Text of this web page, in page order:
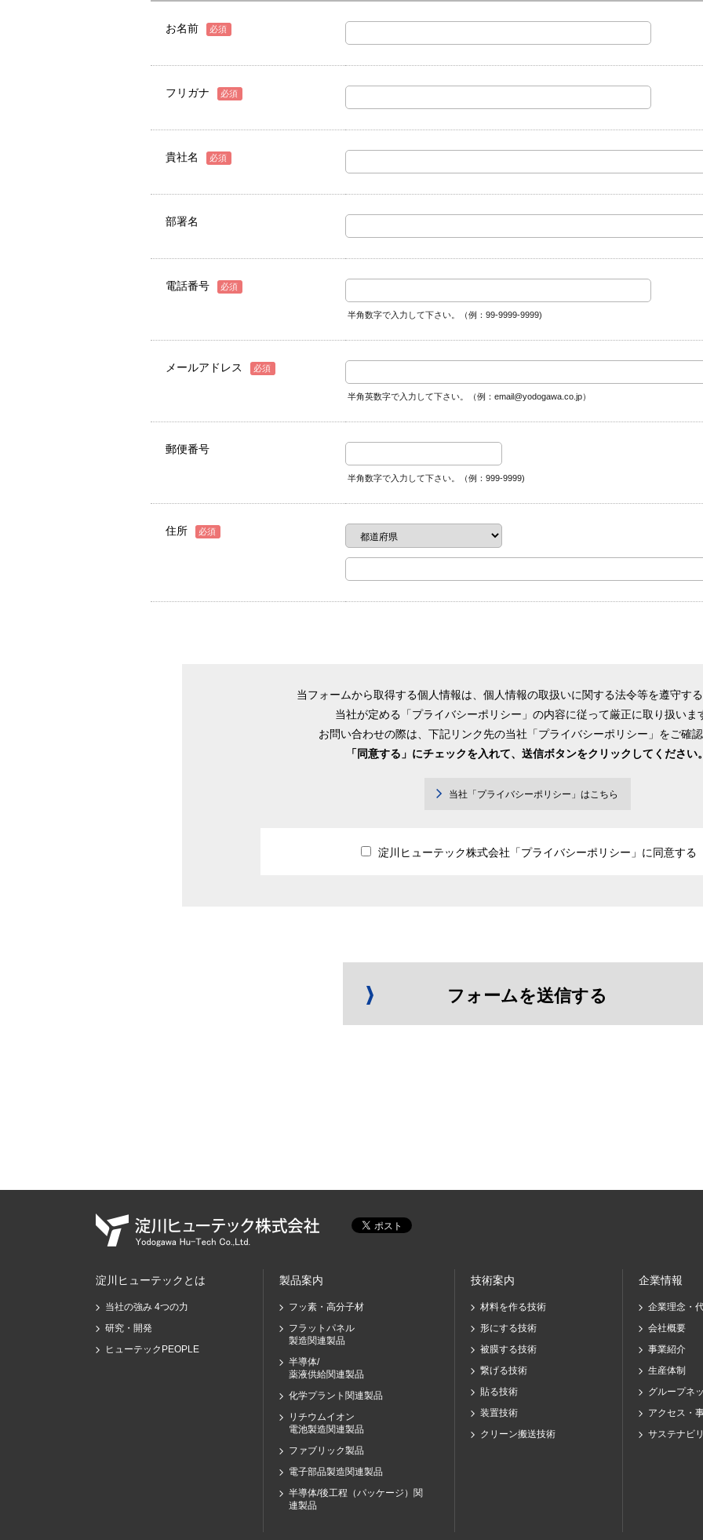
お名前 必須
フリガナ 必須
貴社名 必須
部署名
電話番号 必須
半角数字で入力して下さい。（例：99-9999-9999)
メールアドレス 必須
半角英数字で入力して下さい。（例：email@yodogawa.co.jp）
郵便番号
半角数字で入力して下さい。（例：999-9999)
住所 必須
当フォームから取得する個人情報は、個人情報の取扱いに関する法令等を遵守する
当社が定める「プライバシーポリシー」の内容に従って厳正に取り扱いま
お問い合わせの際は、下記リンク先の当社「プライバシーポリシー」をご確認
「同意する」にチェックを入れて、送信ボタンをクリックしてください。
当社「プライバシーポリシー」はこちら
淀川ヒューテック株式会社「プライバシーポリシー」に同意する
フォームを送信する
淀川ヒューテックとは
当社の強み 4つの力
研究・開発
ヒューテックPEOPLE
製品案内
フッ素・高分子材
フラットパネル
製造関連製品
半導体/
薬液供給関連製品
化学プラント関連製品
リチウムイオン
電池製造関連製品
ファブリック製品
電子部品製造関連製品
半導体/後工程（パッケージ）関
連製品
技術案内
材料を作る技術
形にする技術
被膜する技術
繋げる技術
貼る技術
装置技術
クリーン搬送技術
企業情報
企業理念・
会社概要
事業紹介
生産体制
グループネ
アクセス・
サステナビ